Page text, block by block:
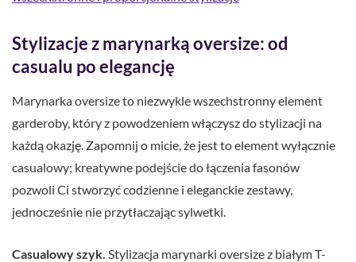
Stylizacje z marynarką oversize: od
casualu po elegancję
Marynarka oversize to niezwykle wszechstronny element
garderoby, który z powodzeniem włączysz do stylizacji na
każdą okazję. Zapomnij o micie, że jest to element wyłącznie
casualowy; kreatywne podejście do łączenia fasonów
pozwoli Ci stworzyć codzienne i eleganckie zestawy,
jednocześnie nie przytłaczając sylwetki.
Casualowy szyk. Stylizacja marynarki oversize z białym T-